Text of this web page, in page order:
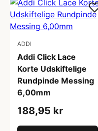
ADDI
Addi Click Lace
Korte Udskiftelige
Rundpinde Messing
6,00mm
188,95 kr